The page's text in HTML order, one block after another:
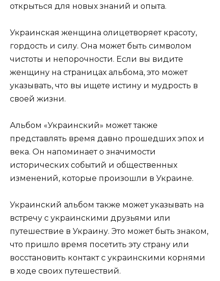
открыться для новых знаний и опыта.
Украинская женщина олицетворяет красоту,
гордость и силу. Она может быть символом
чистоты и непорочности. Если вы видите
женщину на страницах альбома, это может
указывать, что вы ищете истину и мудрость в
своей жизни.
Альбом «Украинский» может также
представлять время давно прошедших эпох и
века. Он напоминает о значимости
исторических событий и общественных
изменений, которые произошли в Украине.
Украинский альбом также может указывать на
встречу с украинскими друзьями или
путешествие в Украину. Это может быть знаком,
что пришло время посетить эту страну или
восстановить контакт с украинскими корнями
в ходе своих путешествий.